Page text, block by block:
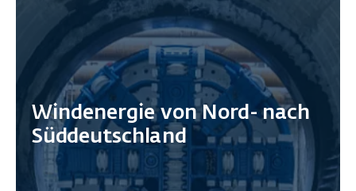
Windenergie von Nord- nach
Süddeutschland